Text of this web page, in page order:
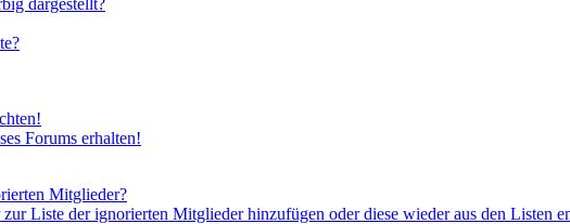
Forums erhalten!
Mitglieder?
Liste der ignorierten Mitglieder hinzufügen oder diese wieder aus den Listen